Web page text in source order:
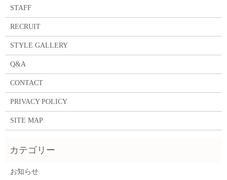
STAFF
RECRUIT
STYLE GALLERY
Q&A
CONTACT
PRIVACY POLICY
SITE MAP
お知らせ